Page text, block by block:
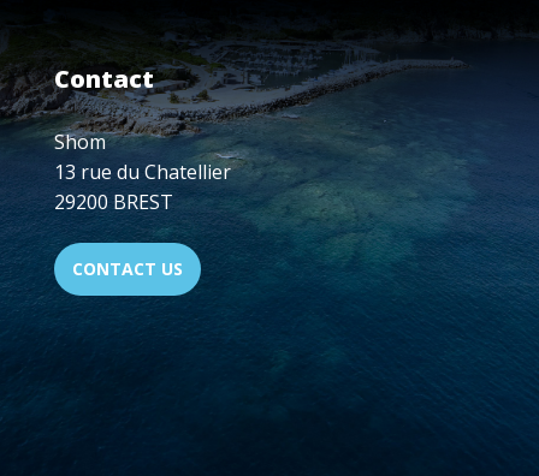
Contact
Shom
13 rue du Chatellier
29200 BREST
CONTACT US